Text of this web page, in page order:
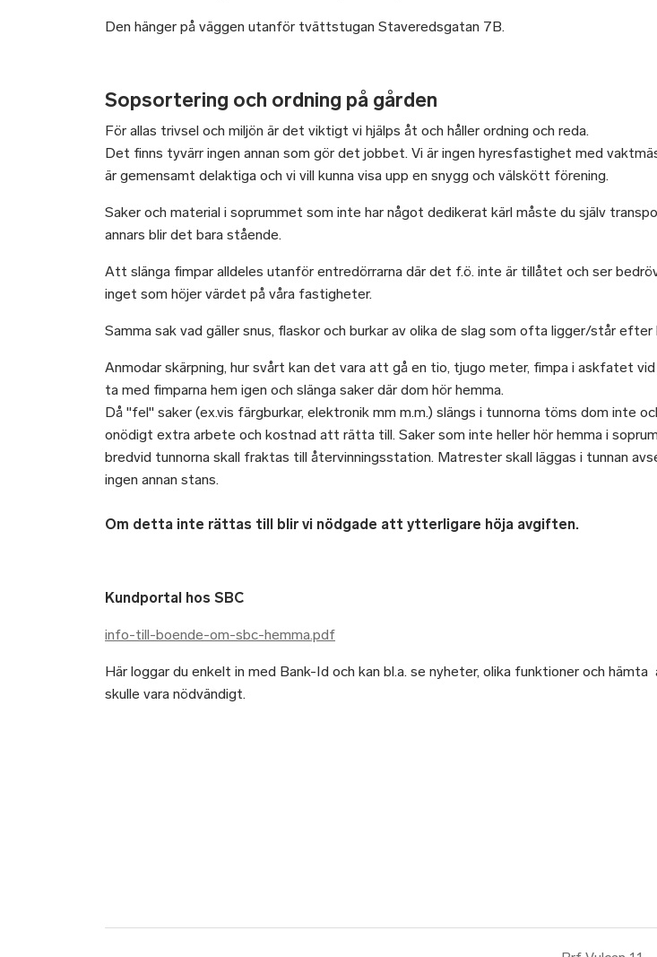
Den hänger på väggen utanför tvättstugan Staveredsgatan 7B.
Sopsortering och ordning på gården
För allas trivsel och miljön är det viktigt vi hjälps åt och håller ordning och reda.
Det finns tyvärr ingen annan som gör det jobbet. Vi är ingen hyresfastighet med
är gemensamt delaktiga och vi vill kunna visa upp en snygg och välskött förening.
Saker och material i soprummet som inte har något dedikerat kärl måste du själv
annars blir det bara stående.
Att slänga fimpar alldeles utanför entredörrarna där det f.ö. inte är tillåtet och ser
inget som höjer värdet på våra fastigheter.
Samma sak vad gäller snus, flaskor och burkar av olika de slag som ofta ligger/står efter
Anmodar skärpning, hur svårt kan det vara att gå en tio, tjugo meter, fimpa i askfatet
ta med fimparna hem igen och slänga saker där dom hör hemma.
Då "fel" saker (ex.vis färgburkar, elektronik mm m.m.) slängs i tunnorna töms dom inte
onödigt extra arbete och kostnad att rätta till. Saker som inte heller hör hemma i
bredvid tunnorna skall fraktas till återvinningsstation. Matrester skall läggas i tunnan
ingen annan stans.
Om detta inte rättas till blir vi nödgade att ytterligare höja avgiften.
Kundportal hos SBC
info-till-boende-om-sbc-hemma.pdf
Här loggar du enkelt in med Bank-Id och kan bl.a. se nyheter, olika funktioner och hämta
skulle vara nödvändigt.